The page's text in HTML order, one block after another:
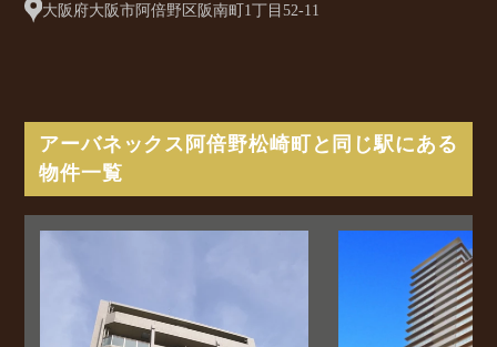
大阪府大阪市阿倍野区阪南町1丁目52-11
アーバネックス阿倍野松崎町と同じ駅にある
物件一覧